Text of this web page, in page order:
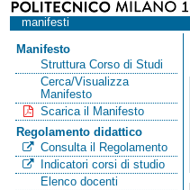
manifesti
Manifesto
Struttura Corso di Studi
Cerca/Visualizza
Manifesto
Scarica il Manifesto
Regolamento didattico
Consulta il Regolamento
Indicatori corsi di studio
Elenco docenti